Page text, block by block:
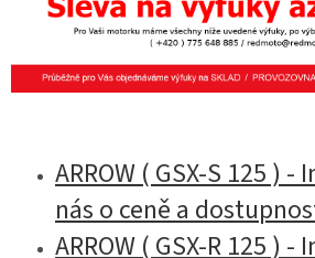
ARROW ( GSX-S 125 )
nás o ceně a
ARROW ( GSX-R 125 )